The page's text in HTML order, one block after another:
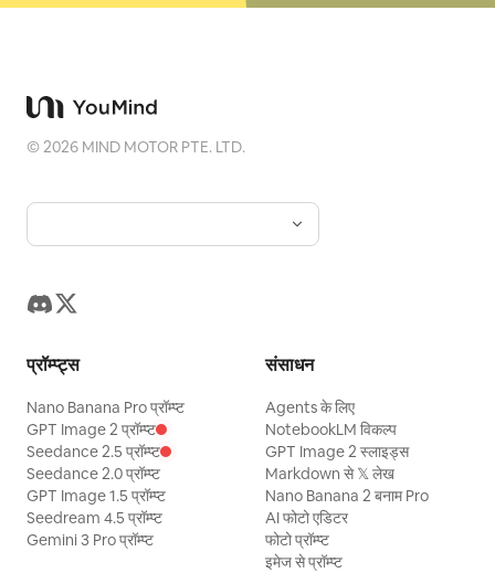
©2026 MIND MOTOR PTE. LTD.
प्रॉम्प्ट्स
Nano Banana Pro प्रॉम्प्ट
GPT Image 2 प्रॉम्प्ट
Seedance 2.5 प्रॉम्प्ट
Seedance 2.0 प्रॉम्प्ट
GPT Image 1.5 प्रॉम्प्ट
Seedream 4.5 प्रॉम्प्ट
Gemini 3 Pro प्रॉम्प्ट
संसाधन
Agents के लिए
NotebookLM विकल्प
GPT Image 2 स्लाइड्स
Markdown से 𝕏 लेख
Nano Banana 2 बनाम Pro
AI फोटो एडिटर
फोटो प्रॉम्प्ट
इमेज से प्रॉम्प्ट